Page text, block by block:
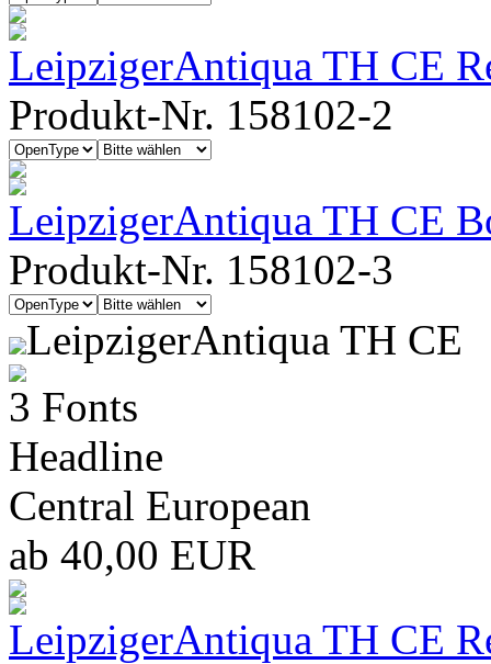
LeipzigerAntiqua TH CE
Produkt-Nr. 158102-2
LeipzigerAntiqua TH CE
Produkt-Nr. 158102-3
LeipzigerAntiqua TH CE
3 Fonts
Headline
Central European
ab 40,00 EUR
LeipzigerAntiqua TH CE